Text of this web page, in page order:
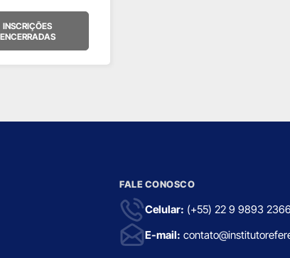
INSCRIÇÕES
ENCERRADAS
FALE CONOSCO
Celular: (+55) 22 9 9893 2366
E-mail: